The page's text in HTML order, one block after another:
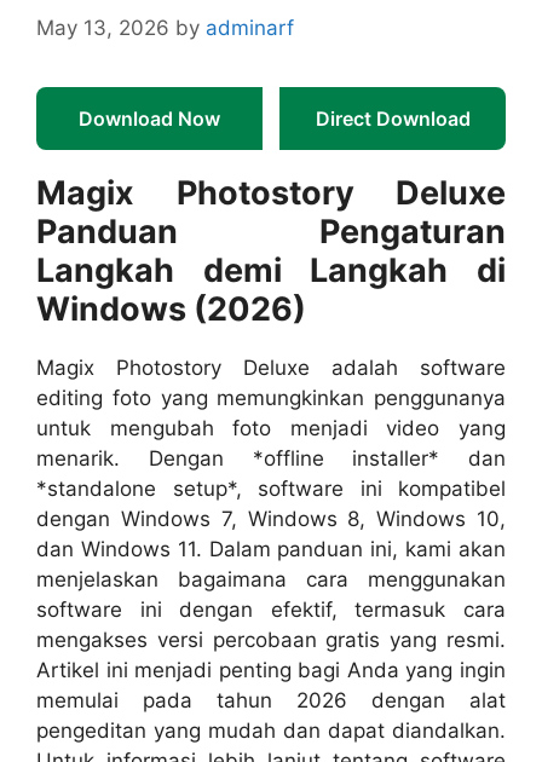
May 13, 2026 by adminarf
Download Now Direct Download
Magix Photostory Deluxe
Panduan Pengaturan
Langkah demi Langkah di
Windows (2026)
Magix Photostory Deluxe adalah software
editing foto yang memungkinkan penggunanya
untuk mengubah foto menjadi video yang
menarik. Dengan *offline installer* dan
*standalone setup*, software ini kompatibel
dengan Windows 7, Windows 8, Windows 10,
dan Windows 11. Dalam panduan ini, kami akan
menjelaskan bagaimana cara menggunakan
software ini dengan efektif, termasuk cara
mengakses versi percobaan gratis yang resmi.
Artikel ini menjadi penting bagi Anda yang ingin
memulai pada tahun 2026 dengan alat
pengeditan yang mudah dan dapat diandalkan.